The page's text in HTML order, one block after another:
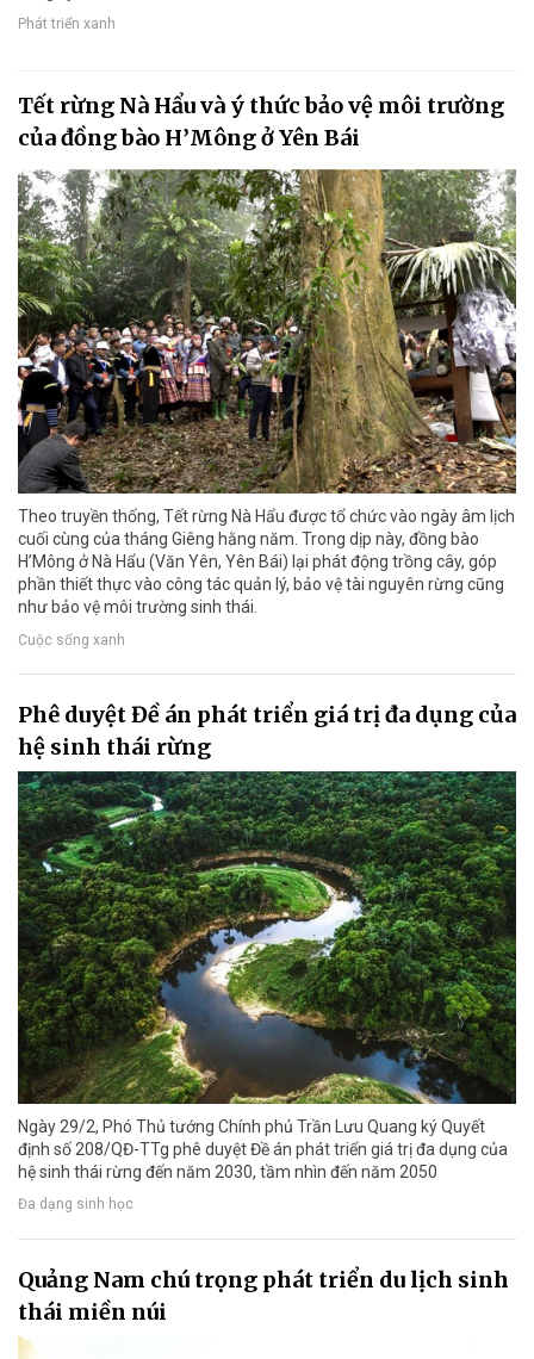
Phát triển xanh
Tết rừng Nà Hẩu và ý thức bảo vệ môi trường
của đồng bào H’Mông ở Yên Bái
Theo truyền thống, Tết rừng Nà Hẩu được tổ chức vào ngày âm lịch
cuối cùng của tháng Giêng hằng năm. Trong dịp này, đồng bào
H’Mông ở Nà Hẩu (Văn Yên, Yên Bái) lại phát động trồng cây, góp
phần thiết thực vào công tác quản lý, bảo vệ tài nguyên rừng cũng
như bảo vệ môi trường sinh thái.
Cuộc sống xanh
Phê duyệt Đề án phát triển giá trị đa dụng của
hệ sinh thái rừng
Ngày 29/2, Phó Thủ tướng Chính phủ Trần Lưu Quang ký Quyết
định số 208/QĐ-TTg phê duyệt Đề án phát triển giá trị đa dụng của
hệ sinh thái rừng đến năm 2030, tầm nhìn đến năm 2050
Đa dạng sinh học
Quảng Nam chú trọng phát triển du lịch sinh
thái miền núi